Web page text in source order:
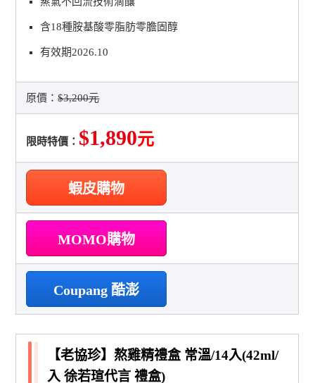
含18種胺基酸零脂肪零膽固醇
有效期2026.10
原價：$3,200元
限時特價： $1,890元
蝦皮購物
MOMO購物
Coupang 酷澎
【老協珍】熬雞精禮盒 常溫/14入(42ml/
入 徐若瑄代言 禮盒)